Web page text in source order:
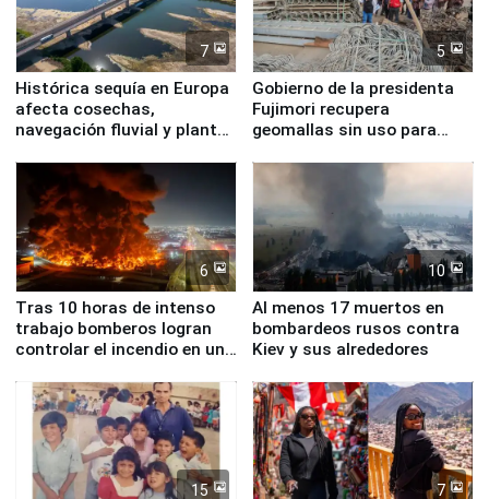
7
Histórica sequía en Europa
afecta cosechas,
navegación fluvial y plantas
5
Gobierno de la presidenta
Fujimori recupera
geomallas sin uso para
Fenómeno El Niño
6
Tras 10 horas de intenso
trabajo bomberos logran
controlar el incendio en una
de Chile
10
Al menos 17 muertos en
bombardeos rusos contra
Kiev y sus alrededores
15 7